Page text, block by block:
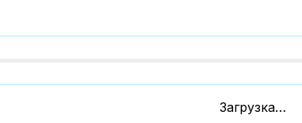
Загрузка…